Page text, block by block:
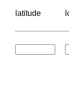
latitude